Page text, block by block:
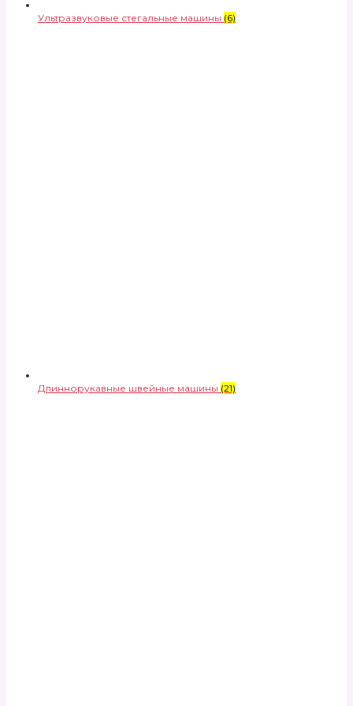
Ультразвуковые стегальные машины (6)
Длиннорукавные швейные машины (21)